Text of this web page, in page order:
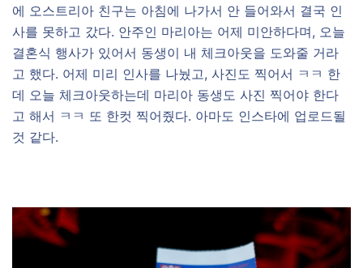
에 오스트리아 친구는 아침에 나가서 안 들어와서 결국 인
사를 못하고 갔다. 안주인 마리아는 어제 미안하다며, 오늘
결혼식 행사가 있어서 동생이 내 체크아웃을 도와줄 거라
고 했다. 어제 미리 인사를 나눴고, 사진도 찍어서 ㅋㅋ 한
데 오늘 체크아웃하는데 마리아 동생도 사진 찍어야 한다
고 해서 ㅋㅋ 또 한컷 찍어줬다. 아마도 인스타에 업로드될
것 같다.